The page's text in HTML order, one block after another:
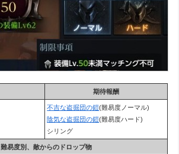
期待報酬
不吉な盗掘団の鎧(難易度ノーマル)
陰気な盗掘団の鎧(難易度ハード)
シリング
難易度別、敵からのドロップ物